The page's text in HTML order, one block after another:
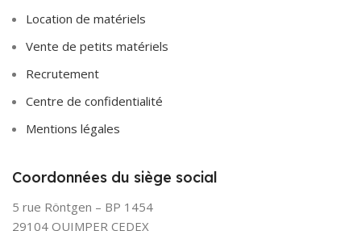
Location de matériels
Vente de petits matériels
Recrutement
Centre de confidentialité
Mentions légales
Coordonnées du siège social
5 rue Röntgen – BP 1454
29104 QUIMPER CEDEX